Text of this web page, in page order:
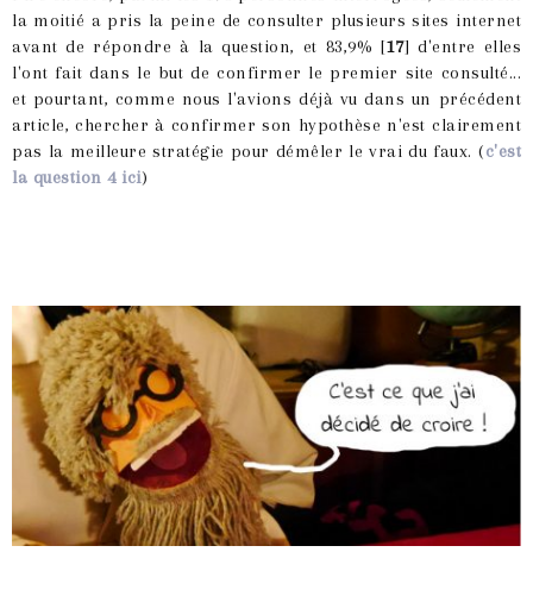
la moitié a pris la peine de consulter plusieurs sites internet
avant de répondre à la question, et 83,9% [17] d'entre elles
l'ont fait dans le but de confirmer le premier site consulté...
et pourtant, comme nous l'avions déjà vu dans un précédent
article, chercher à confirmer son hypothèse n'est clairement
pas la meilleure stratégie pour démêler le vrai du faux. (c'est
la question 4 ici)